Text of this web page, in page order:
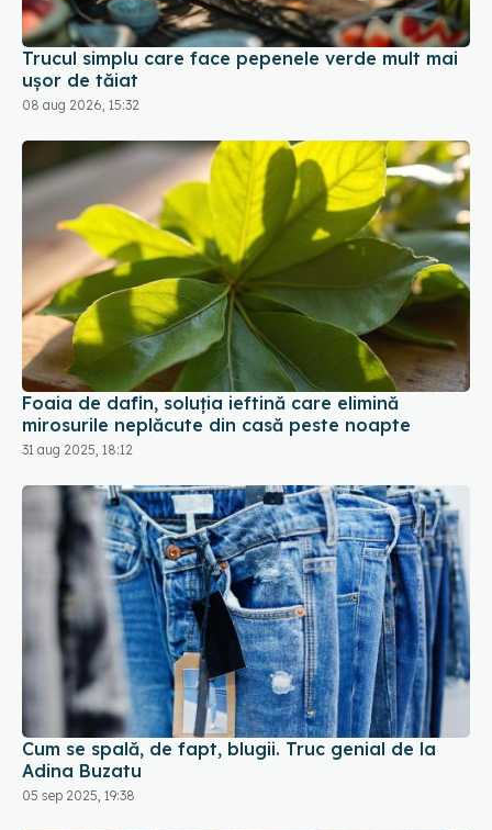
Trucul simplu care face pepenele verde mult mai
ușor de tăiat
08 aug 2026, 15:32
Foaia de dafin, soluția ieftină care elimină
mirosurile neplăcute din casă peste noapte
31 aug 2025, 18:12
Cum se spală, de fapt, blugii. Truc genial de la
Adina Buzatu
05 sep 2025, 19:38